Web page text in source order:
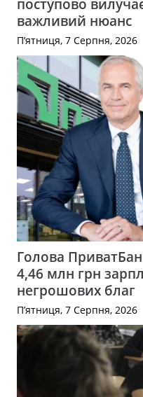
важливий нюанс
П’ятниця, 7 Серпня, 2026
Голова
4,46 млн грн
негрошових благ
П’ятниця, 7 Серпня, 2026